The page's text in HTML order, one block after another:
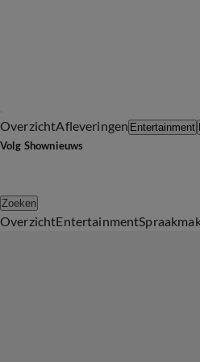
OverzichtAfleveringen Entertainment
Volg Shownieuws
Zoeken
OverzichtEntertainment